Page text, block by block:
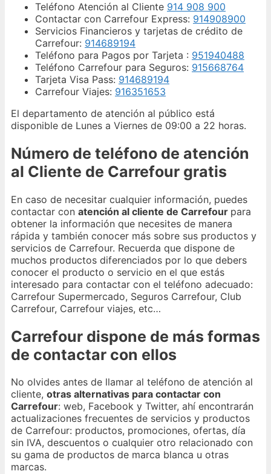
Teléfono Atención al Cliente 914 908 900
Contactar con Carrefour Express: 914908900
Servicios Financieros y tarjetas de crédito de
Carrefour: 914689194
Teléfono para Pagos por Tarjeta : 951940488
Teléfono Carrefour para Seguros: 915668764
Tarjeta Visa Pass: 914689194
Carrefour Viajes: 916351653
El departamento de atención al público está
disponible de Lunes a Viernes de 09:00 a 22 horas.
Número de teléfono de atención
al Cliente de Carrefour gratis
En caso de necesitar cualquier información, puedes
contactar con atención al cliente de Carrefour para
obtener la información que necesites de manera
rápida y también conocer más sobre sus productos y
servicios de Carrefour. Recuerda que dispone de
muchos productos diferenciados por lo que debers
conocer el producto o servicio en el que estás
interesado para contactar con el teléfono adecuado:
Carrefour Supermercado, Seguros Carrefour, Club
Carrefour, Carrefour viajes, etc…
Carrefour dispone de más formas
de contactar con ellos
No olvides antes de llamar al teléfono de atención al
cliente, otras alternativas para contactar con
Carrefour: web, Facebook y Twitter, ahí encontrarán
actualizaciones frecuentes de servicios y productos
de Carrefour: productos, promociones, ofertas, día
sin IVA, descuentos o cualquier otro relacionado con
su gama de productos de marca blanca u otras
marcas.